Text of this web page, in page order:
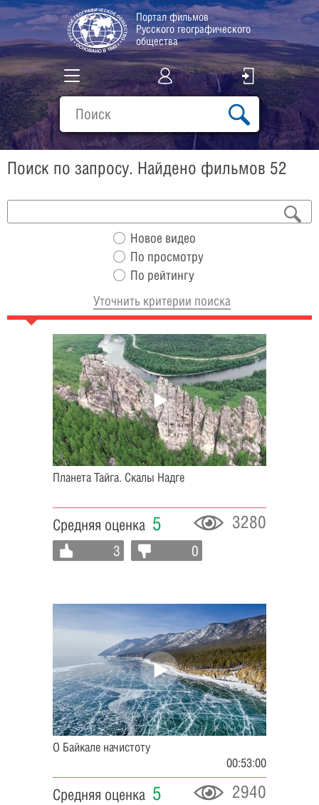
Портал фильмов
Русского географического
общества
Все фильмы
Подборки
О проекте
Поиск по запросу. Найдено фильмов 52
Новое видео
По просмотру
По рейтингу
Уточнить критерии поиска
Планета Тайга. Скалы Надге
Средняя оценка 5 3280
3 0
О Байкале начистоту
00:53:00
Средняя оценка 5 2940